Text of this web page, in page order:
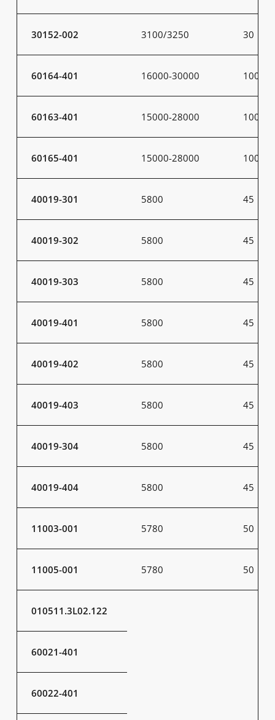
30152-002 3100/3250 30
60164-401 16000-30000 100-
60163-401 15000-28000 100-
60165-401 15000-28000 100-
40019-301 5800 45
40019-302 5800 45
40019-303 5800 45
40019-401 5800 45
40019-402 5800 45
40019-403 5800 45
40019-304 5800 45
40019-404 5800 45
11003-001 5780 50
11005-001 5780 50
010511.3L02.122
60021-401
60022-401